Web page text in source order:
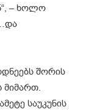
– ხოლო
შორის
მიმართ.
საუკუნის